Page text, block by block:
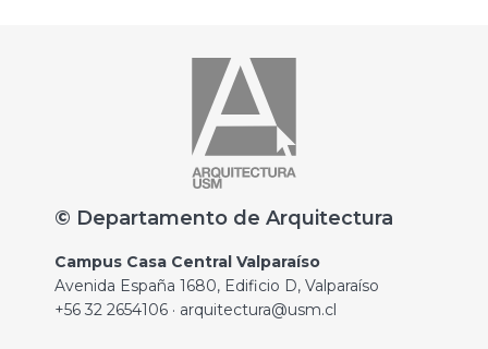
© Departamento de Arquitectura
Campus Casa Central Valparaíso
Avenida España 1680, Edificio D, Valparaíso
+56 32 2654106 · arquitectura@usm.cl